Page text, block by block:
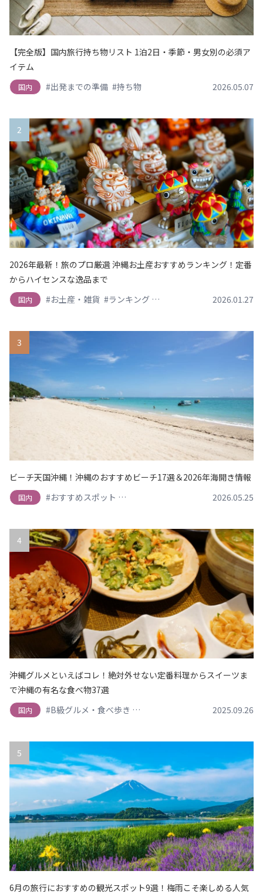
【完全版】国内旅行持ち物リスト 1泊2日・季節・男女別の必須ア
イテム
国内 #出発までの準備 #持ち物 2026.05.07
2
2026年最新！旅のプロ厳選 沖縄お土産おすすめランキング！定番
からハイセンスな逸品まで
国内 #お土産・雑貨 #ランキング #ローカルフード・郷土料理
2026.01.27
3
ビーチ天国沖縄！沖縄のおすすめビーチ17選＆2026年海開き情報
国内 #おすすめスポット #シュノーケリング・マリンスポーツ
2026.05.25
4
沖縄グルメといえばコレ！絶対外せない定番料理からスイーツま
で沖縄の有名な食べ物37選
国内 #B級グルメ・食べ歩き #スイーツ・デザート・カフェ #
2025.09.26
5
6月の旅行におすすめの観光スポット9選！梅雨こそ楽しめる人気